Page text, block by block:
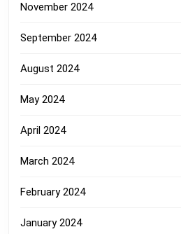
November 2024
September 2024
August 2024
May 2024
April 2024
March 2024
February 2024
January 2024